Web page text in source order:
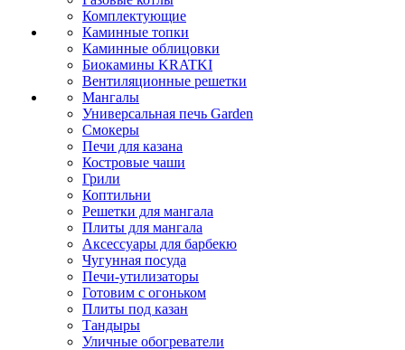
Комплектующие
Каминные топки
Каминные облицовки
Биокамины KRATKI
Вентиляционные решетки
Мангалы
Универсальная печь Garden
Смокеры
Печи для казана
Костровые чаши
Грили
Коптильни
Решетки для мангала
Плиты для мангала
Аксессуары для барбекю
Чугунная посуда
Печи-утилизаторы
Готовим с огоньком
Плиты под казан
Тандыры
Уличные обогреватели